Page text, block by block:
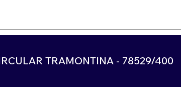
TRAMONTINA - 78529/400